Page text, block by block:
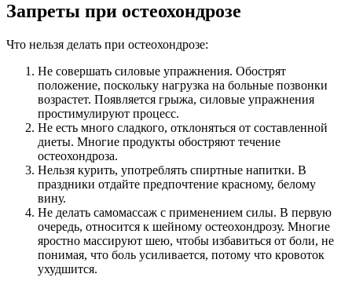
Запреты при остеохондрозе
Что нельзя делать при остеохондрозе:
Не совершать силовые упражнения. Обострят
положение, поскольку нагрузка на больные позвонки
возрастет. Появляется грыжа, силовые упражнения
простимулируют процесс.
Не есть много сладкого, отклоняться от составленной
диеты. Многие продукты обостряют течение
остеохондроза.
Нельзя курить, употреблять спиртные напитки. В
праздники отдайте предпочтение красному, белому
вину.
Не делать самомассаж с применением силы. В первую
очередь, относится к шейному остеохондрозу. Многие
яростно массируют шею, чтобы избавиться от боли, не
понимая, что боль усиливается, потому что кровоток
ухудшится.